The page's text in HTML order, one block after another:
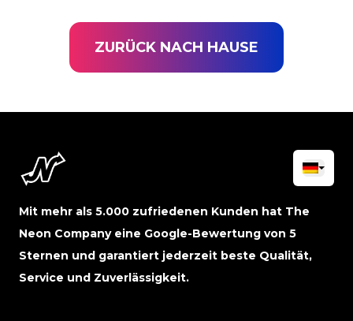
ZURÜCK NACH HAUSE
Mit mehr als 5.000 zufriedenen Kunden hat The
Neon Company eine Google-Bewertung von 5
Sternen und garantiert jederzeit beste Qualität,
Service und Zuverlässigkeit.